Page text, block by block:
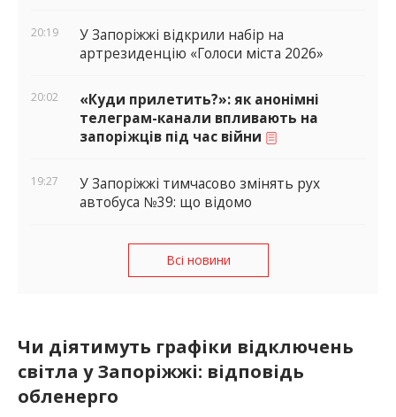
20:19
У Запоріжжі відкрили набір на
артрезиденцію «Голоси міста 2026»
20:02
«Куди прилетить?»: як анонімні
телеграм-канали впливають на
запоріжців під час війни
19:27
У Запоріжжі тимчасово змінять рух
автобуса №39: що відомо
Всі новини
Чи діятимуть графіки відключень
світла у Запоріжжі: відповідь
обленерго